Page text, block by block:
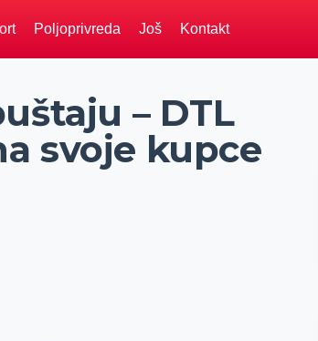
Poljoprivreda Još Kontakt
– DTL
svoje kupce